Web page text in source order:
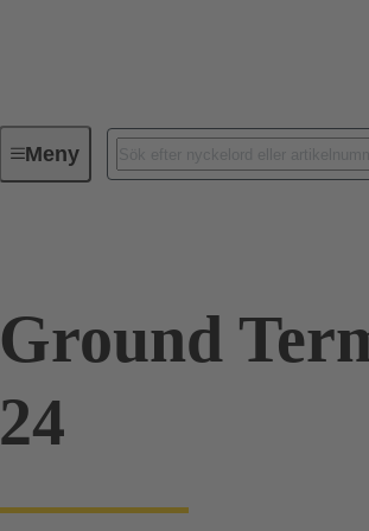
MenyIndustriella kontaktdon / Han®
Ground
24